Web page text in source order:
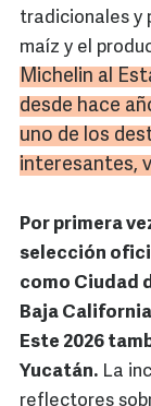
tradicionales y
maíz y el
Michelin al
desde hace
uno de los
interesantes,
Por primera
selección
como Ciudad
Baja
Este 2026
Yucatán. La
reflectores